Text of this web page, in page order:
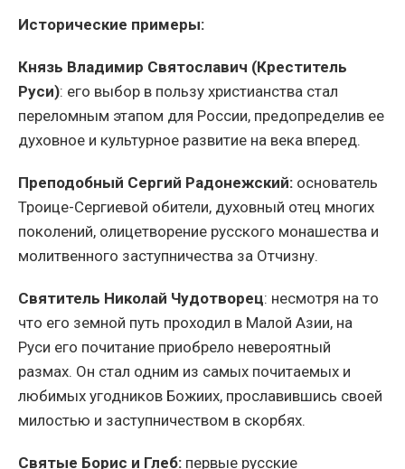
Исторические примеры:
Князь Владимир Святославич (Креститель
Руси): его выбор в пользу христианства стал
переломным этапом для России, предопределив ее
духовное и культурное развитие на века вперед.
Преподобный Сергий Радонежский: основатель
Троице-Сергиевой обители, духовный отец многих
поколений, олицетворение русского монашества и
молитвенного заступничества за Отчизну.
Святитель Николай Чудотворец: несмотря на то
что его земной путь проходил в Малой Азии, на
Руси его почитание приобрело невероятный
размах. Он стал одним из самых почитаемых и
любимых угодников Божиих, прославившись своей
милостью и заступничеством в скорбях.
Святые Борис и Глеб: первые русские